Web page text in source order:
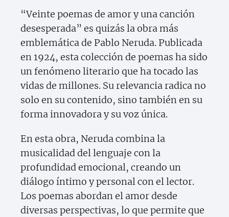
“Veinte poemas de amor y una canción
desesperada” es quizás la obra más
emblemática de Pablo Neruda. Publicada
en 1924, esta colección de poemas ha sido
un fenómeno literario que ha tocado las
vidas de millones. Su relevancia radica no
solo en su contenido, sino también en su
forma innovadora y su voz única.
En esta obra, Neruda combina la
musicalidad del lenguaje con la
profundidad emocional, creando un
diálogo íntimo y personal con el lector.
Los poemas abordan el amor desde
diversas perspectivas, lo que permite que